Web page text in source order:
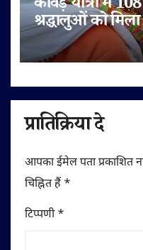
कांवड़ यात्रा में
श्रद्धालुओं को मिला
प्रातिक्रिया दे
आपका ईमेल पता प्रकाशित
चिह्नित हैं *
टिप्पणी*